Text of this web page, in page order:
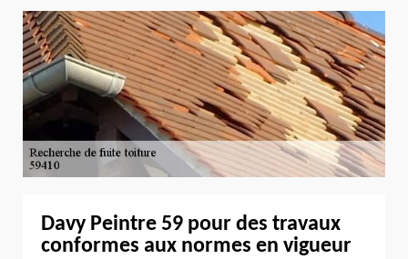
Davy Peintre 59 pour des travaux
conformes aux normes en vigueur